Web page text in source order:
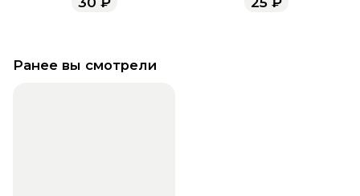
Ранее вы смотрели